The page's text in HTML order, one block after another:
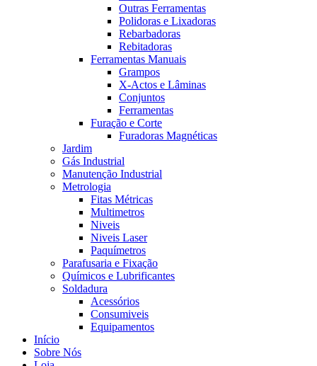
Outras Ferramentas
Polidoras e Lixadoras
Rebarbadoras
Rebitadoras
Ferramentas Manuais
Grampos
X-Actos e Lâminas
Conjuntos
Ferramentas
Furação e Corte
Furadoras Magnéticas
Jardim
Gás Industrial
Manutenção Industrial
Metrologia
Fitas Métricas
Multimetros
Niveis
Niveis Laser
Paquímetros
Parafusaria e Fixação
Químicos e Lubrificantes
Soldadura
Acessórios
Consumiveis
Equipamentos
Início
Sobre Nós